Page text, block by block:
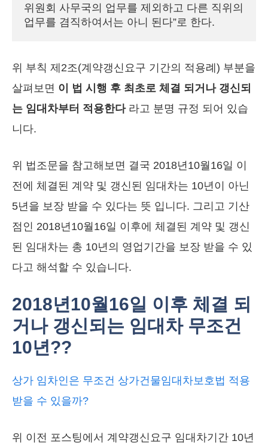
위원회 사무국의 업무를 제외하고 다른 직위의
업무를 겸직하여서는 아니 된다”로 한다.
위 부칙 제2조(계약갱신요구 기간의 적용례) 부분을
살펴보면 이 법 시행 후 최초로 체결 되거나 갱신되
는 임대차부터 적용한다라고 분명 규정 되어 있습
니다.
위 법조문을 참고해보면 결국 2018년10월16일 이
전에 체결된 계약 및 갱신된 임대차는 10년이 아닌
5년을 보장 받을 수 있다는 뜻 입니다. 그리고 기산
점인 2018년10월16일 이후에 체결된 계약 및 갱신
된 임대차는 총 10년의 영업기간을 보장 받을 수 있
다고 해석할 수 있습니다.
2018년10월16일 이후 체결 되
거나 갱신되는 임대차 무조건
10년??
상가 임차인은 무조건 상가건물임대차보호법 적용
받을 수 있을까?
위 이전 포스팅에서 계약갱신요구 임대차기간 10년